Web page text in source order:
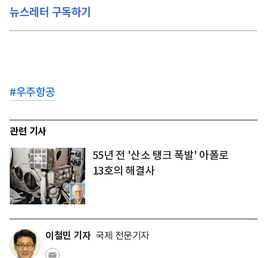
뉴스레터 구독하기
#우주항공
관련 기사
55년 전 '산소 탱크 폭발' 아폴로
13호의 해결사
이철민 기자 국제 전문기자